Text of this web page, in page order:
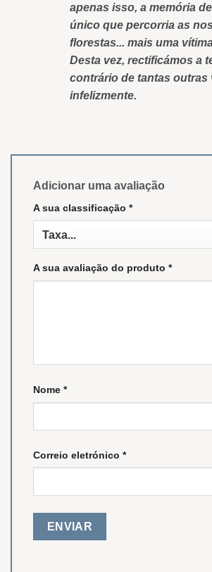
apenas isso, a memória
único que percorria as
florestas... mais uma
Desta vez, rectificámos a
contrário de tantas outras
infelizmente.
Adicionar uma avaliação
A sua classificação *
A sua avaliação do produto *
Nome *
Correio eletrónico *